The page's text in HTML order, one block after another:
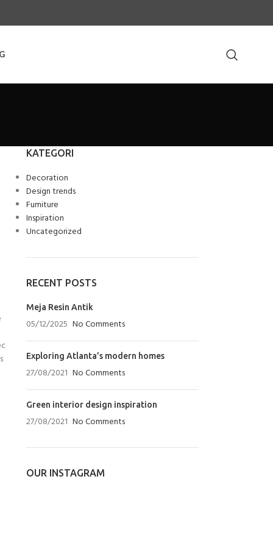
KATEGORI
Decoration
Design trends
Furniture
Inspiration
Uncategorized
RECENT POSTS
Meja Resin Antik
05/12/2025 No Comments
Exploring Atlanta’s modern homes
27/08/2021 No Comments
Green interior design inspiration
27/08/2021 No Comments
OUR INSTAGRAM